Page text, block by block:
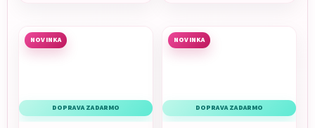
NOVINKA
DOPRAVA ZADARMO
NOVINKA
DOPRAVA ZADARMO